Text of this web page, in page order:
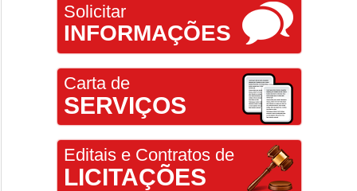
Solicitar
INFORMAÇÕES
Carta de
SERVIÇOS
Editais e Contratos de
LICITAÇÕES